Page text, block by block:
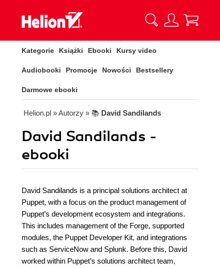
Kategorie Książki Ebooki Kursy video
Audiobooki Promocje Nowości Bestsellery
Darmowe ebooki
Helion.pl » Autorzy » 📚 David Sandilands
David Sandilands -
ebooki
David Sandilands is a principal solutions architect at
Puppet, with a focus on the product management of
Puppet’s development ecosystem and integrations.
This includes management of the Forge, supported
modules, the Puppet Developer Kit, and integrations
such as ServiceNow and Splunk. Before this, David
worked within Puppet’s solutions architect team,